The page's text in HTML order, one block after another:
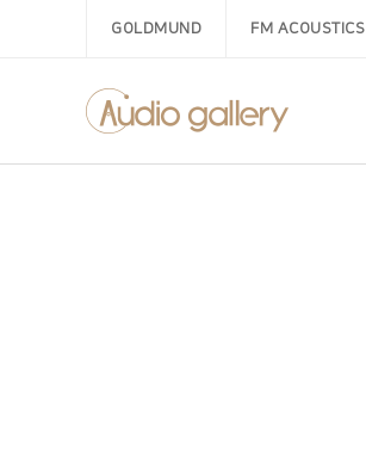
GOLDMUND FM ACOUSTICS